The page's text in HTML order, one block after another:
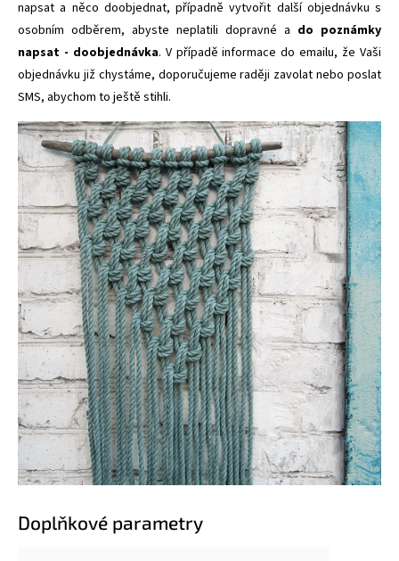
napsat a něco doobjednat, případně vytvořit další objednávku s
osobním odběrem, abyste neplatili dopravné a do poznámky
napsat - doobjednávka. V případě informace do emailu, že Vaši
objednávku již chystáme, doporučujeme raději zavolat nebo poslat
SMS, abychom to ještě stihli.
Doplňkové parametry